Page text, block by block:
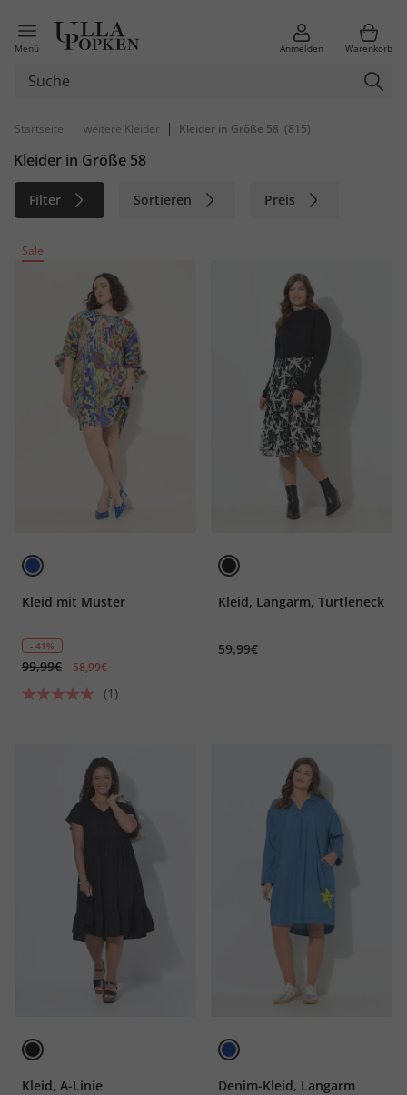
Menü Anmelden Warenkorb
Startseite | weitere Kleider | Kleider in Größe 58 (815)
Kleider in Größe 58
Filter Sortieren Preis
Sale
Kleid mit Muster
- 41%
99,99€ 58,99€
(1)
Kleid, Langarm, Turtleneck
59,99€
Kleid, A-Linie Denim-Kleid, Langarm